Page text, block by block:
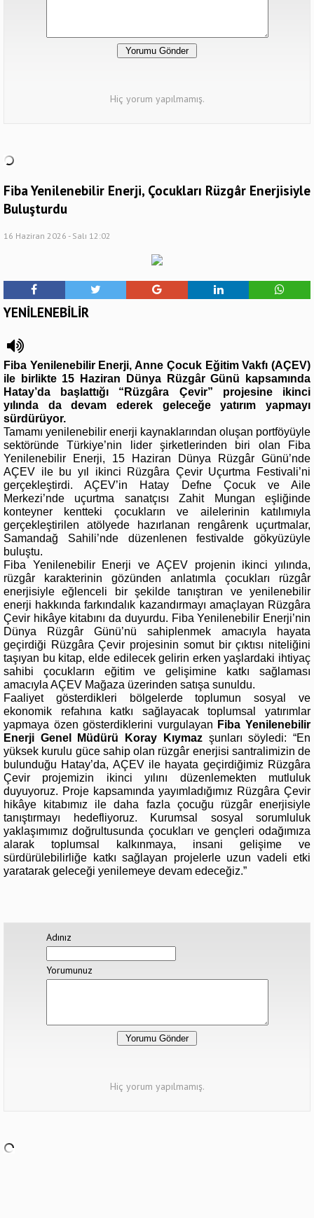
Hiç yorum yapılmamış.
Fiba Yenilenebilir Enerji, Çocukları Rüzgâr Enerjisiyle
Buluşturdu
16 Haziran 2026 - Salı 12:02
YENİLENEBİLİR
Fiba Yenilenebilir Enerji, Anne Çocuk Eğitim Vakfı (AÇEV)
ile birlikte 15 Haziran Dünya Rüzgâr Günü kapsamında
Hatay’da başlattığı “Rüzgâra Çevir” projesine ikinci
yılında da devam ederek geleceğe yatırım yapmayı
sürdürüyor.
Tamamı yenilenebilir enerji kaynaklarından oluşan portföyüyle
sektöründe Türkiye’nin lider şirketlerinden biri olan Fiba
Yenilenebilir Enerji, 15 Haziran Dünya Rüzgâr Günü’nde
AÇEV ile bu yıl ikinci Rüzgâra Çevir Uçurtma Festivali’ni
gerçekleştirdi. AÇEV’in Hatay Defne Çocuk ve Aile
Merkezi’nde uçurtma sanatçısı Zahit Mungan eşliğinde
konteyner kentteki çocukların ve ailelerinin katılımıyla
gerçekleştirilen atölyede hazırlanan rengârenk uçurtmalar,
Samandağ Sahili’nde düzenlenen festivalde gökyüzüyle
buluştu.
Fiba Yenilenebilir Enerji ve AÇEV projenin ikinci yılında,
rüzgâr karakterinin gözünden anlatımla çocukları rüzgâr
enerjisiyle eğlenceli bir şekilde tanıştıran ve yenilenebilir
enerji hakkında farkındalık kazandırmayı amaçlayan Rüzgâra
Çevir hikâye kitabını da duyurdu. Fiba Yenilenebilir Enerji’nin
Dünya Rüzgâr Günü’nü sahiplenmek amacıyla hayata
geçirdiği Rüzgâra Çevir projesinin somut bir çıktısı niteliğini
taşıyan bu kitap, elde edilecek gelirin erken yaşlardaki ihtiyaç
sahibi çocukların eğitim ve gelişimine katkı sağlaması
amacıyla AÇEV Mağaza üzerinden satışa sunuldu.
Faaliyet gösterdikleri bölgelerde toplumun sosyal ve
ekonomik refahına katkı sağlayacak toplumsal yatırımlar
yapmaya özen gösterdiklerini vurgulayan Fiba Yenilenebilir
Enerji Genel Müdürü Koray Kıymazşunları söyledi: “En
yüksek kurulu güce sahip olan rüzgâr enerjisi santralimizin de
bulunduğu Hatay’da, AÇEV ile hayata geçirdiğimiz Rüzgâra
Çevir projemizin ikinci yılını düzenlemekten mutluluk
duyuyoruz. Proje kapsamında yayımladığımız Rüzgâra Çevir
hikâye kitabımız ile daha fazla çocuğu rüzgâr enerjisiyle
tanıştırmayı hedefliyoruz. Kurumsal sosyal sorumluluk
yaklaşımımız doğrultusunda çocukları ve gençleri odağımıza
alarak toplumsal kalkınmaya, insani gelişime ve
sürdürülebilirliğe katkı sağlayan projelerle uzun vadeli etki
yaratarak geleceği yenilemeye devam edeceğiz.”
Adınız
Yorumunuz
Hiç yorum yapılmamış.